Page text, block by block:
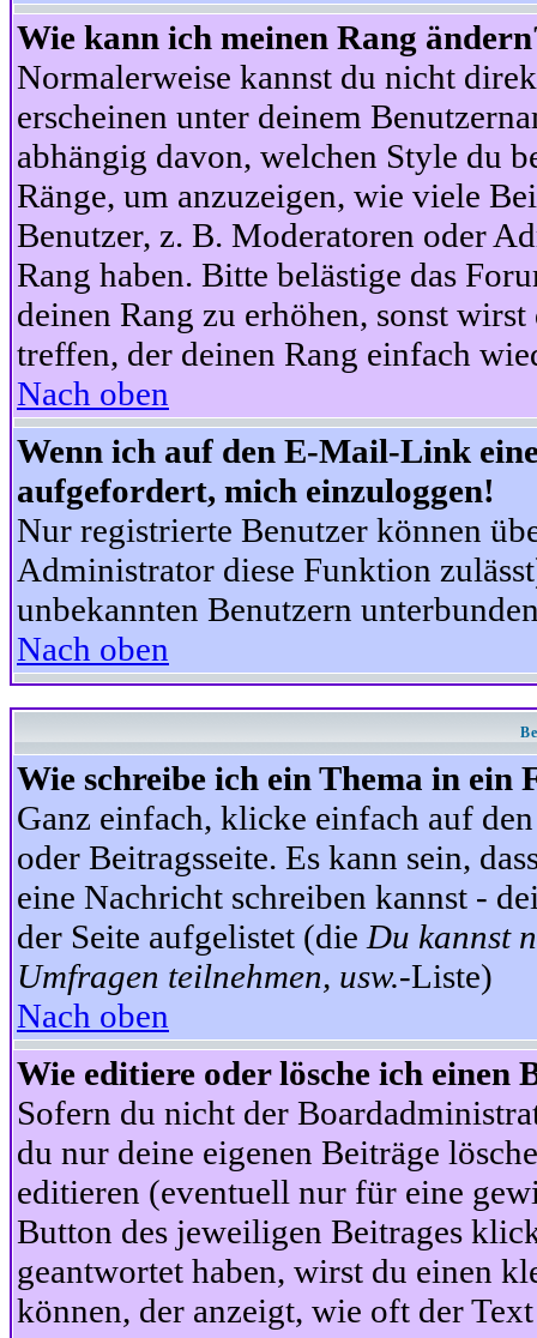
Wie kann ich meinen Rang
Normalerweise kannst du nicht
erscheinen unter deinem
abhängig davon, welchen Style du
Ränge, um anzuzeigen, wie viele
Benutzer, z. B. Moderatoren oder
Rang haben. Bitte belästige das
deinen Rang zu erhöhen, sonst
treffen, der deinen Rang einfach
Nach oben
Wenn ich auf den E-Mail-Link
aufgefordert, mich einzuloggen!
Nur registrierte Benutzer können
Administrator diese Funktion
unbekannten Benutzern
Nach oben
Wie schreibe ich ein Thema in ein
Ganz einfach, klicke einfach auf
oder Beitragsseite. Es kann sein,
eine Nachricht schreiben kannst -
der Seite aufgelistet (die Du kannst
Umfragen teilnehmen, usw.-Liste)
Nach oben
Wie editiere oder lösche ich einen
Sofern du nicht der
du nur deine eigenen Beiträge
editieren (eventuell nur für eine
Button des jeweiligen Beitrages
geantwortet haben, wirst du einen
können, der anzeigt, wie oft der